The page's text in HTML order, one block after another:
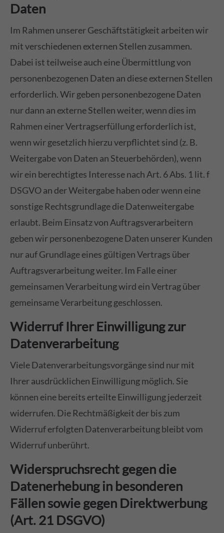
Daten
Im Rahmen unserer Geschäftstätigkeit arbeiten wir
mit verschiedenen externen Stellen zusammen.
Dabei ist teilweise auch eine Übermittlung von
personenbezogenen Daten an diese externen Stellen
erforderlich. Wir geben personenbezogene Daten
nur dann an externe Stellen weiter, wenn dies im
Rahmen einer Vertragserfüllung erforderlich ist,
wenn wir gesetzlich hierzu verpflichtet sind (z. B.
Weitergabe von Daten an Steuerbehörden), wenn
wir ein berechtigtes Interesse nach Art. 6 Abs. 1 lit. f
DSGVO an der Weitergabe haben oder wenn eine
sonstige Rechtsgrundlage die Datenweitergabe
erlaubt. Beim Einsatz von Auftragsverarbeitern
geben wir personenbezogene Daten unserer Kunden
nur auf Grundlage eines gültigen Vertrags über
Auftragsverarbeitung weiter. Im Falle einer
gemeinsamen Verarbeitung wird ein Vertrag über
gemeinsame Verarbeitung geschlossen.
Widerruf Ihrer Einwilligung zur
Datenverarbeitung
Viele Datenverarbeitungsvorgänge sind nur mit
Ihrer ausdrücklichen Einwilligung möglich. Sie
können eine bereits erteilte Einwilligung jederzeit
widerrufen. Die Rechtmäßigkeit der bis zum
Widerruf erfolgten Datenverarbeitung bleibt vom
Widerruf unberührt.
Widerspruchsrecht gegen die
Datenerhebung in besonderen
Fällen sowie gegen Direktwerbung
(Art. 21 DSGVO)